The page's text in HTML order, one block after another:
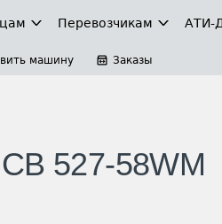
Перевозчикам АТИ-
машину Заказы
527-58WM